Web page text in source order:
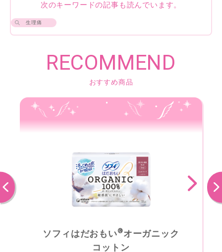
次のキーワードの記事も読んでいます。
生理痛
RECOMMEND
おすすめ商品
ソフィはだおもい®オーガニック
コットン
前へ 次へ